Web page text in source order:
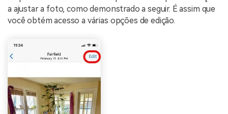
a ajustar a foto, como demonstrado a seguir. É assim que
você obtém acesso a várias opções de edição.